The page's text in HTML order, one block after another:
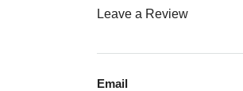
Leave a Review
Email